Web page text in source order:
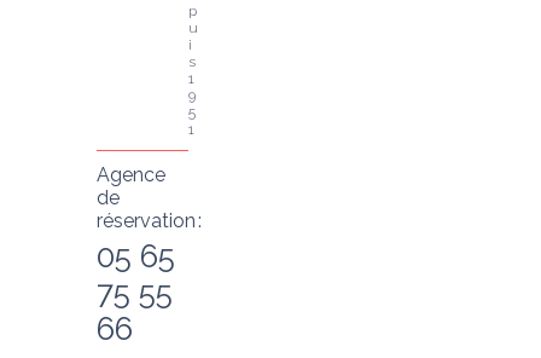
p
u
i
s
1
9
5
1
Agence
de
réservation :
05 65
75 55
66